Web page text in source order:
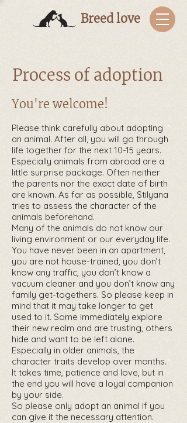
Breed love
Process of adoption
You're welcome!
Please think carefully about adopting
an animal. After all, you will go through
life together for the next 10-15 years.
Especially animals from abroad are a
little surprise package. Often neither
the parents nor the exact date of birth
are known. As far as possible, Stilyana
tries to assess the character of the
animals beforehand.
Many of the animals do not know our
living environment or our everyday life.
You have never been in an apartment,
you are not house-trained, you don’t
know any traffic, you don’t know a
vacuum cleaner and you don’t know any
family get-togethers. So please keep in
mind that it may take longer to get
used to it. Some immediately explore
their new realm and are trusting, others
hide and want to be left alone.
Especially in older animals, the
character traits develop over months.
It takes time, patience and love, but in
the end you will have a loyal companion
by your side.
So please only adopt an animal if you
can give it the necessary attention.